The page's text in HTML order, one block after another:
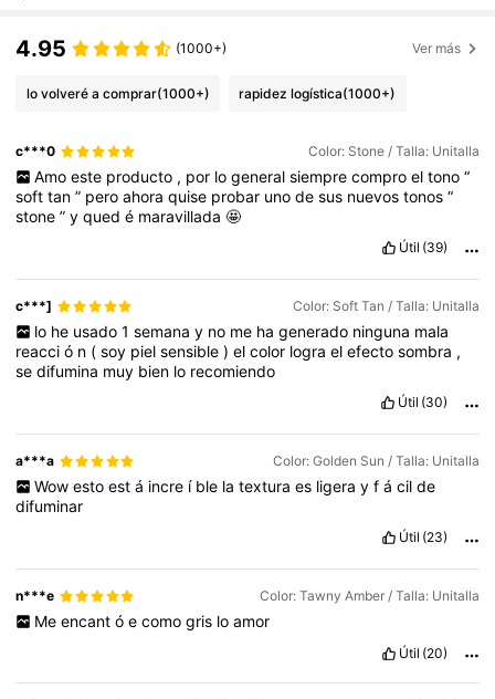
4.95 (1000+) Ver más
lo volveré a comprar(1000+) rapidez logística(1000+)
c***0 Color: Stone / Talla: Unitalla
Amo este producto , por lo general siempre compro el tono “
softtan” peroahoraquise probar unodesus nuevostonos“
stone”yquedé maravillada🤩
Útil (39)
c***] Color: Soft Tan / Talla: Unitalla
lo he usado 1 semana y no me ha generado ninguna mala
reacció n (soy pielsensible)elcolor lograelefectosombra ,
sedifumina muy bien lo recomiendo
Útil (30)
a***a Color: Golden Sun / Talla: Unitalla
Wow esto est á incre í ble la textura es ligera y f á cil de
difuminar
Útil (23)
n***e Color: Tawny Amber / Talla: Unitalla
Me encant ó e como gris lo amor
Útil (20)